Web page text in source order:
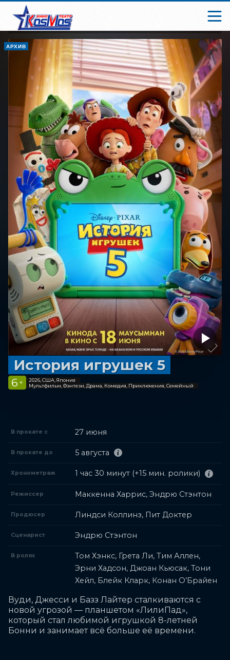
АРХИВ
История игрушек 5
6 +
2026, США, Япония
Мультфильм, Фэнтези, Драма, Комедия, Приключения, Семейный
В прокате с 27 июня
В прокате до 5 августа
Хронометраж 1 час 30 минут (+15 мин. ролики)
Режиссер Маккенна Харрис, Эндрю Стэнтон
Продюсер Линдси Коллинз, Пит Доктер
Сценарист Эндрю Стэнтон
В ролях
Том Хэнкс, Грета Ли, Тим Аллен,
Эрни Хадсон, Джоан Кьюсак, Тони
Хейл, Блейк Кларк, Конан О’Брайен
Вуди, Джесси и Базз Лайтер сталкиваются с
новой угрозой — планшетом «ЛилиПад»,
который стал любимой игрушкой 8-летней
Бонни и занимает всё больше её времени.